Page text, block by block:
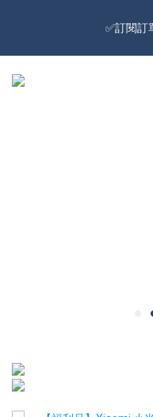
✅訂閱訂
🔥Đăng kí hội viên tặng